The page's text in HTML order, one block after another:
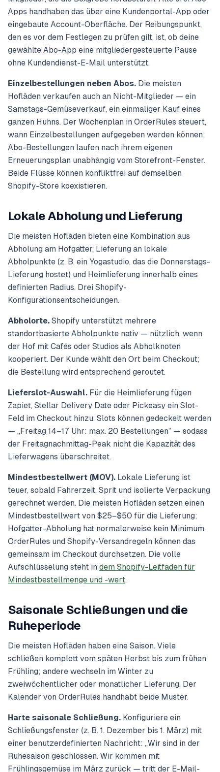
Apps handhaben das über eine Kundenportal-App oder
eingebaute Account-Oberfläche. Der Reibungspunkt,
den es vor dem Festlegen zu prüfen gilt, ist, ob deine
gewählte Abo-App eine mitgliedergesteuerte Pause
ohne Kundendienst-E-Mail unterstützt.
Einzelbestellungen neben Abos. Die meisten
Hofläden verkaufen auch an Nicht-Mitglieder — ein
Samstags-Gemüseverkauf, ein einmaliger Kauf eines
ganzen Huhns. Der Wochenplan in OrderRules steuert,
wann Einzelbestellungen aufgegeben werden können;
Abo-Bestellungen laufen nach ihrem eigenen
Erneuerungsplan unabhängig vom Storefront-Fenster.
Beide Flüsse können konfliktfrei auf demselben
Shopify-Store koexistieren.
Lokale Abholung und Lieferung
Die meisten Hofläden bieten eine Kombination aus
Abholung am Hofgatter, Lieferung an lokale
Abholpunkte (z. B. ein Yogastudio, das die Donnerstags-
Lieferung hostet) und Heimlieferung innerhalb eines
definierten Radius. Drei Shopify-
Konfigurationsentscheidungen.
Abholorte. Shopify unterstützt mehrere
standortbasierte Abholpunkte nativ — nützlich, wenn
der Hof mit Cafés oder Studios als Abholknoten
kooperiert. Der Kunde wählt den Ort beim Checkout;
die Bestellung wird entsprechend geroutet.
Lieferslot-Auswahl. Für die Heimlieferung fügen
Zapiet, Stellar Delivery Date oder Pickeasy ein Slot-
Feld im Checkout hinzu. Slots können gedeckelt werden
— „Freitag 14–17 Uhr: max. 20 Bestellungen” — sodass
der Freitagnachmittag-Peak nicht die Kapazität des
Lieferwagens überschreitet.
Mindestbestellwert (MOV). Lokale Lieferung ist
teuer, sobald Fahrerzeit, Sprit und isolierte Verpackung
gerechnet werden. Die meisten Hofläden setzen einen
Mindestbestellwert von $25–$50 für die Lieferung;
Hofgatter-Abholung hat normalerweise kein Minimum.
OrderRules und Shopify-Versandregeln können das
gemeinsam im Checkout durchsetzen. Die volle
Aufschlüsselung steht in dem Shopify-Leitfaden für
Mindestbestellmenge und -wert.
Saisonale Schließungen und die
Ruheperiode
Die meisten Hofläden haben eine Saison. Viele
schließen komplett vom späten Herbst bis zum frühen
Frühling; andere wechseln im Winter zu
zweiwöchentlicher oder monatlicher Lieferung. Der
Kalender von OrderRules handhabt beide Muster.
Harte saisonale Schließung. Konfiguriere ein
Schließungsfenster (z. B. 1. Dezember bis 1. März) mit
einer benutzerdefinierten Nachricht: „Wir sind in der
Ruhesaison geschlossen. Wir kommen mit
Frühlingsgemüse im März zurück — tritt der E-Mail-